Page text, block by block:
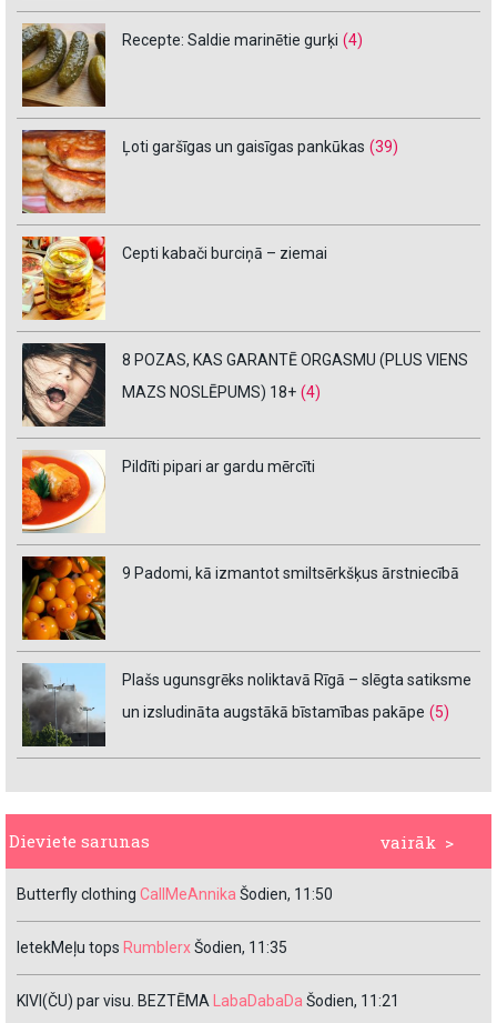
Recepte: Saldie marinētie gurķi (4)
Ļoti garšīgas un gaisīgas pankūkas (39)
Cepti kabači burciņā – ziemai
8 POZAS, KAS GARANTĒ ORGASMU (PLUS VIENS
MAZS NOSLĒPUMS) 18+ (4)
Pildīti pipari ar gardu mērcīti
9 Padomi, kā izmantot smiltsērkšķus ārstniecībā
Plašs ugunsgrēks noliktavā Rīgā – slēgta satiksme
un izsludināta augstākā bīstamības pakāpe (5)
vairāk >
Dieviete sarunas
Butterfly clothing CallMeAnnika Šodien, 11:50
IetekMeļu tops RumblerxŠodien, 11:35
KIVI(ČU) par visu. BEZTĒMA LabaDabaDa Šodien, 11:21